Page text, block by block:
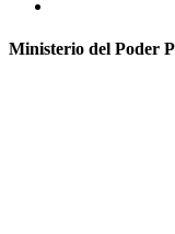
Ministerio del Poder